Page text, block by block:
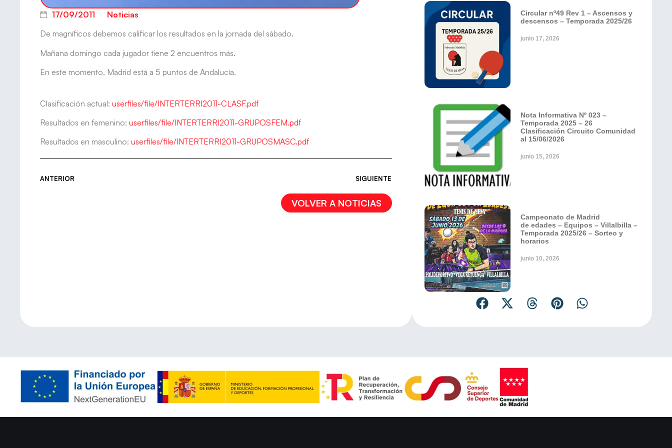
17/09/2011
Noticias
De magníficos debemos calificar los resultados en la jornada del sábado.
Mañana domingo cada jugador tiene 2 encuentros más.
En este momento, Madrid está a 5 puntos de Andalucía.
Clasificación actual: userfiles/file/INTERTERRI2011-CLASF.pdf
Resultados en femenino: userfiles/file/INTERTERRI2011-GRUPOSFEM.pdf
Resultados en masculino: userfiles/file/INTERTERRI2011-GRUPOSMASC.pdf
ANTERIOR SIGUIENTE
VOLVER A NOTICIAS
Circular nº49 Rev 1 – Ascensos y
descensos – Temporada 2025/26
junio 17, 2026
Nota Informativa Nº 023 –
Temporada 2025 – 26
Clasificación Circuito Comunidad
al 15/06/2026
junio 15, 2026
Campeonato de Madrid
de edades – Equipos – Villalbilla –
Temporada 2025/26 – Sorteo y
horarios
junio 10, 2026